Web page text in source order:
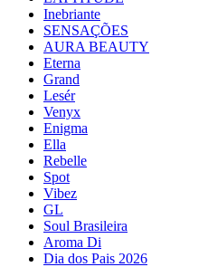
Inebriante
SENSAÇÕES
AURA BEAUTY
Eterna
Grand
Lesér
Venyx
Enigma
Ella
Rebelle
Spot
Vibez
GL
Soul Brasileira
Aroma Di
Dia dos Pais 2026